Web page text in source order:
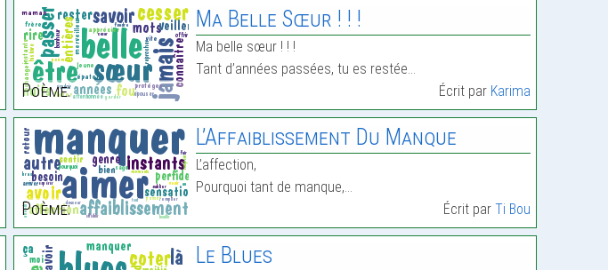
Poème:
Ma Belle Sœur ! ! !
Ma belle sœur ! ! !
Tant d’années passées, tu es restée…
Écrit par Karima
Poème:
L’Affaiblissement Du Manque
L’affection,
Pourquoi tant de manque,…
Écrit parTi Bou
Le Blues